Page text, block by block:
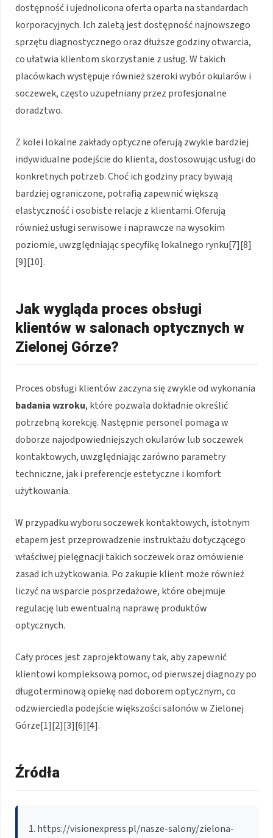
dostępność i ujednolicona oferta oparta na standardach
korporacyjnych. Ich zaletą jest dostępność najnowszego
sprzętu diagnostycznego oraz dłuższe godziny otwarcia,
co ułatwia klientom skorzystanie z usług. W takich
placówkach występuje również szeroki wybór okularów i
soczewek, często uzupełniany przez profesjonalne
doradztwo.
Z kolei lokalne zakłady optyczne oferują zwykle bardziej
indywidualne podejście do klienta, dostosowując usługi do
konkretnych potrzeb. Choć ich godziny pracy bywają
bardziej ograniczone, potrafią zapewnić większą
elastyczność i osobiste relacje z klientami. Oferują
również usługi serwisowe i naprawcze na wysokim
poziomie, uwzględniając specyfikę lokalnego rynku[7][8]
[9][10].
Jak wygląda proces obsługi
klientów w salonach optycznych w
Zielonej Górze?
Proces obsługi klientów zaczyna się zwykle od wykonania
badania wzroku, które pozwala dokładnie określić
potrzebną korekcję. Następnie personel pomaga w
doborze najodpowiedniejszych okularów lub soczewek
kontaktowych, uwzględniając zarówno parametry
techniczne, jak i preferencje estetyczne i komfort
użytkowania.
W przypadku wyboru soczewek kontaktowych, istotnym
etapem jest przeprowadzenie instruktażu dotyczącego
właściwej pielęgnacji takich soczewek oraz omówienie
zasad ich użytkowania. Po zakupie klient może również
liczyć na wsparcie posprzedażowe, które obejmuje
regulację lub ewentualną naprawę produktów
optycznych.
Cały proces jest zaprojektowany tak, aby zapewnić
klientowi kompleksową pomoc, od pierwszej diagnozy po
długoterminową opiekę nad doborem optycznym, co
odzwierciedla podejście większości salonów w Zielonej
Górze[1][2][3][6][4].
Źródła
https://visionexpress.pl/nasze-salony/zielona-